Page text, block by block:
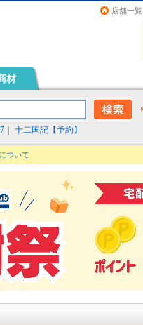
店舗一覧
材
十二国記【予約】
ついて